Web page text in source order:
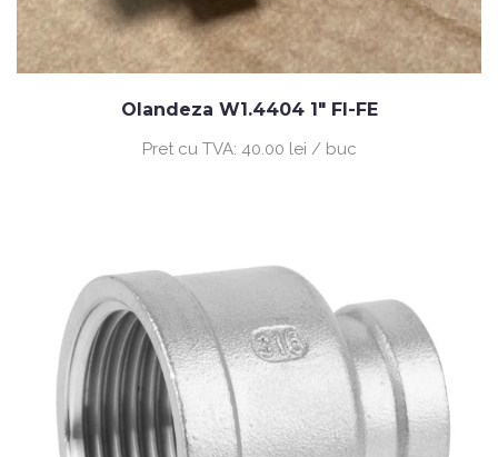
Olandeza W1.4404 1" FI-FE
Pret cu TVA: 40.00 lei / buc